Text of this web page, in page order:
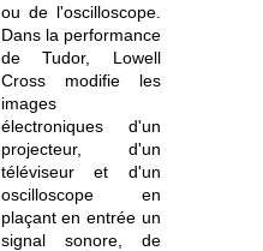
ou de l'oscilloscope.
Dans la performance
de Tudor, Lowell
Cross modifie les
images
électroniques d'un
projecteur, d'un
téléviseur et d'un
oscilloscope en
plaçant en entrée un
signal sonore, de